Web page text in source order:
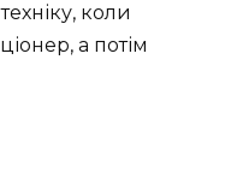
коли
а потім